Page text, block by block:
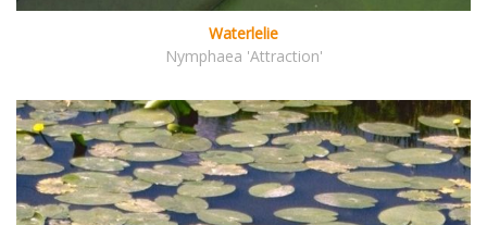
Waterlelie
Nymphaea 'Attraction'